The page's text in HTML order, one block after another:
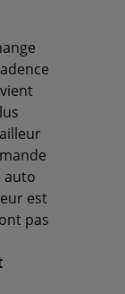
auto
est
pas